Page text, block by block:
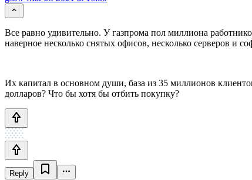
Все равно удивительно. У газпрома пол миллиона
наверное несколько снятых офисов, несколько серверов и
Их капитал в основном души, база из 35 миллионов
долларов? Что бы хотя бы отбить покупку?
Reply